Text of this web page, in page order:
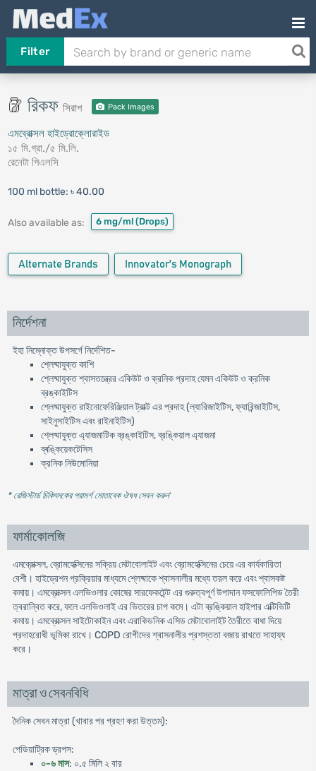
Filter
রিকফ সিরাপ Pack Images
এমব্রোক্সল হাইড্রোক্লোরাইড
১৫ মি.গ্রা./৫ মি.লি.
রেনেটা পিএলসি
100 ml bottle: ৳ 40.00
Also available as: 6 mg/ml (Drops)
Alternate Brands Innovator's Monograph
নির্দেশনা
ইহা নিম্নোক্ত উপসর্গে নির্দেশিত-
শ্লেষ্মাযুক্ত কাশি
শ্লেষ্মাযুক্ত শ্বাসতন্ত্রের একিউট ও ক্রনিক প্রদাহ যেমন একিউট ও ক্রনিক
ব্রঙ্কাইটিস
শ্লেষ্মাযুক্ত রাইনোফেরিঞ্জিয়াল ট্রাক্ট এর প্রদাহ (ল্যারিজাইটিস, ফ্যারিন্জাইটিস,
সাইনুসাইটিস এবং রাইনাইটিস)
শ্লেষ্মাযুক্ত এ্যাজমাটিক ব্রঙ্কাইটিস, ব্রঙ্কিয়াল এ্যাজমা
ব্ৰঙ্কিয়েকটেসিস
ক্রনিক নিউমোনিয়া
* রেজিস্টার্ড চিকিৎসকের পরামর্শ মোতাবেক ঔষধ সেবন করুন'
ফার্মাকোলজি
এমব্রোক্সল, ব্রোমহেক্সিনের সক্রিয় মেটাবোলাইট এবং ব্রোমহেক্সিনের চেয়ে এর কার্যকারিতা
বেশী। হাইড্রেশন প্রক্রিয়ার মাধ্যমে শ্লেষ্মাকে শ্বাসনালীর মধ্যে তরল করে এবং শ্বাসকষ্ট
কমায়। এমব্রোক্সল এলভিওলার কোষের সারফেকটেন্ট এর গুরুত্বপূর্ণ উপাদান ফসফোলিপিড তৈরী
ত্বরান্বিত করে, ফলে এলভিওলাই এর ভিতরের চাপ কমে। এটা ব্রঙ্কিয়াল হাইপার এক্টিভিটি
কমায়। এমব্রোক্সল সাইটোকাইন এবং এরাকিডনিক এসিড মেটাবোলাইট তৈরীতে বাধা দিয়ে
প্রদাহরোধী ভূমিকা রাখে। COPD রোগীদের শ্বাসনালীর প্রশস্ততা বজায় রাখতে সাহায্য
করে।
মাত্রা ও সেবনবিধি
দৈনিক সেবন মাত্রা (খাবার পর গ্রহণ করা উত্তম):
পেডিয়াট্রিক ড্রপস:
০-৬ মাস: ০.৫ মিলি ২ বার